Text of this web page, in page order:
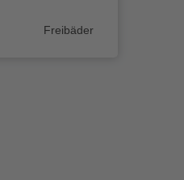
Kategorie
Freibäder